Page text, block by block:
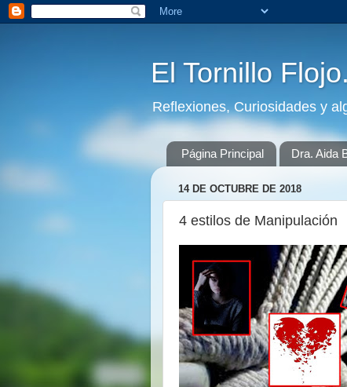
El Tornillo
Reflexiones, Curiosidades y
Página Principal Dra. Aida
14 DE OCTUBRE DE 2018
4 estilos de Manipulación